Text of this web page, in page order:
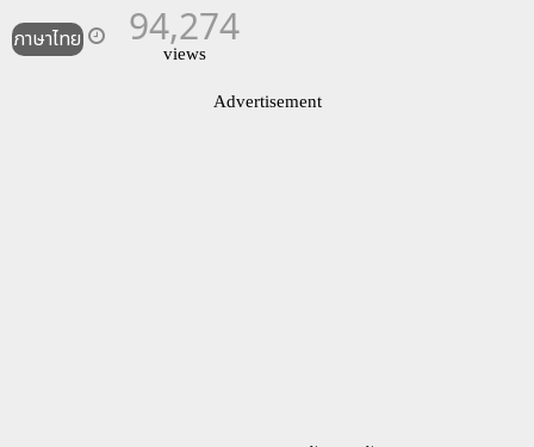
ภาษาไทย 94,274
views
Advertisement